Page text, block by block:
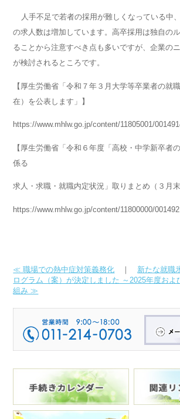
人手不足で若者の採用が難しくなっている中
の求人数は増加しています。高卒採用は独自の
ることから注意すべき点も多いですが、企業の
が検討されるところです。
【厚生労働省「令和７年３月大学等卒業者の就
在）を公表します」】
https://www.mhlw.go.jp/content/11805001/
【厚生労働省「令和６年度「高校・中学新卒者
係る
求人・求職・就職内定状況」取りまとめ（３月末
https://www.mhlw.go.jp/content/11800000/
≪ 職場での熱中症対策義務化 ｜ 新たな就職
ログラム（案）が決定しました ～2025年度およ
組み ≫